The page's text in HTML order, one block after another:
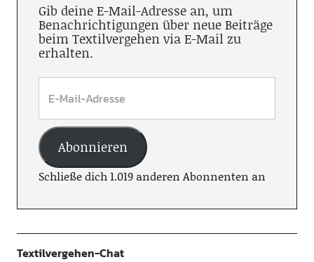
Gib deine E-Mail-Adresse an, um
Benachrichtigungen über neue Beiträge
beim Textilvergehen via E-Mail zu
erhalten.
Abonnieren
Schließe dich 1.019 anderen Abonnenten an
Textilvergehen-Chat